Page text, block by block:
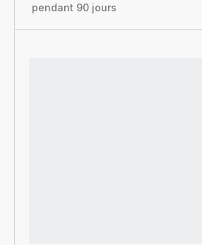
pendant 90 jours